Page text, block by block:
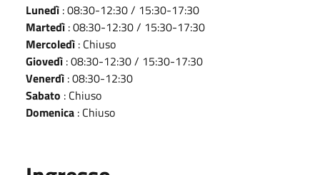
Lunedì : 08:30-12:30 / 15:30-17:30
Martedì : 08:30-12:30 / 15:30-17:30
Mercoledì : Chiuso
Giovedì : 08:30-12:30 / 15:30-17:30
Venerdì : 08:30-12:30
Sabato : Chiuso
Domenica : Chiuso